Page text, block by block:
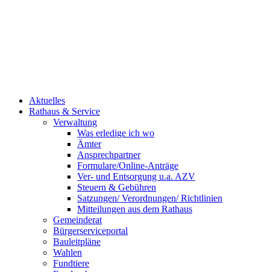
Aktuelles
Rathaus & Service
Verwaltung
Was erledige ich wo
Ämter
Ansprechpartner
Formulare/Online-Anträge
Ver- und Entsorgung u.a. AZV
Steuern & Gebühren
Satzungen/ Verordnungen/ Richtlinien
Mitteilungen aus dem Rathaus
Gemeinderat
Bürgerserviceportal
Bauleitpläne
Wahlen
Fundtiere